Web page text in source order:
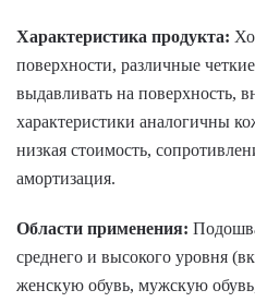
Характеристика продукта:
поверхности, различные
выдавливать на поверхность,
характеристики аналогичны
низкая стоимость,
амортизация.
Области применения:
среднего и высокого уровня
женскую обувь, мужскую